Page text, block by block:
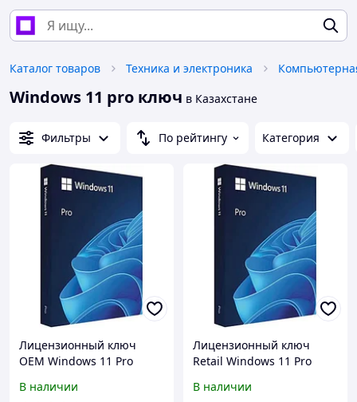
Каталог товаров Техника и электроника
Windows 11 pro ключ в Казахстане
Фильтры По рейтингу Категория
Лицензионный ключ
OEM Windows 11 Pro
Бессрочный ключ
В наличии
Лицензионный ключ
Retail Windows 11 Pro
Бессрочный ключ
В наличии